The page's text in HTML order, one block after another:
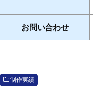
お問い合わせ
制作実績